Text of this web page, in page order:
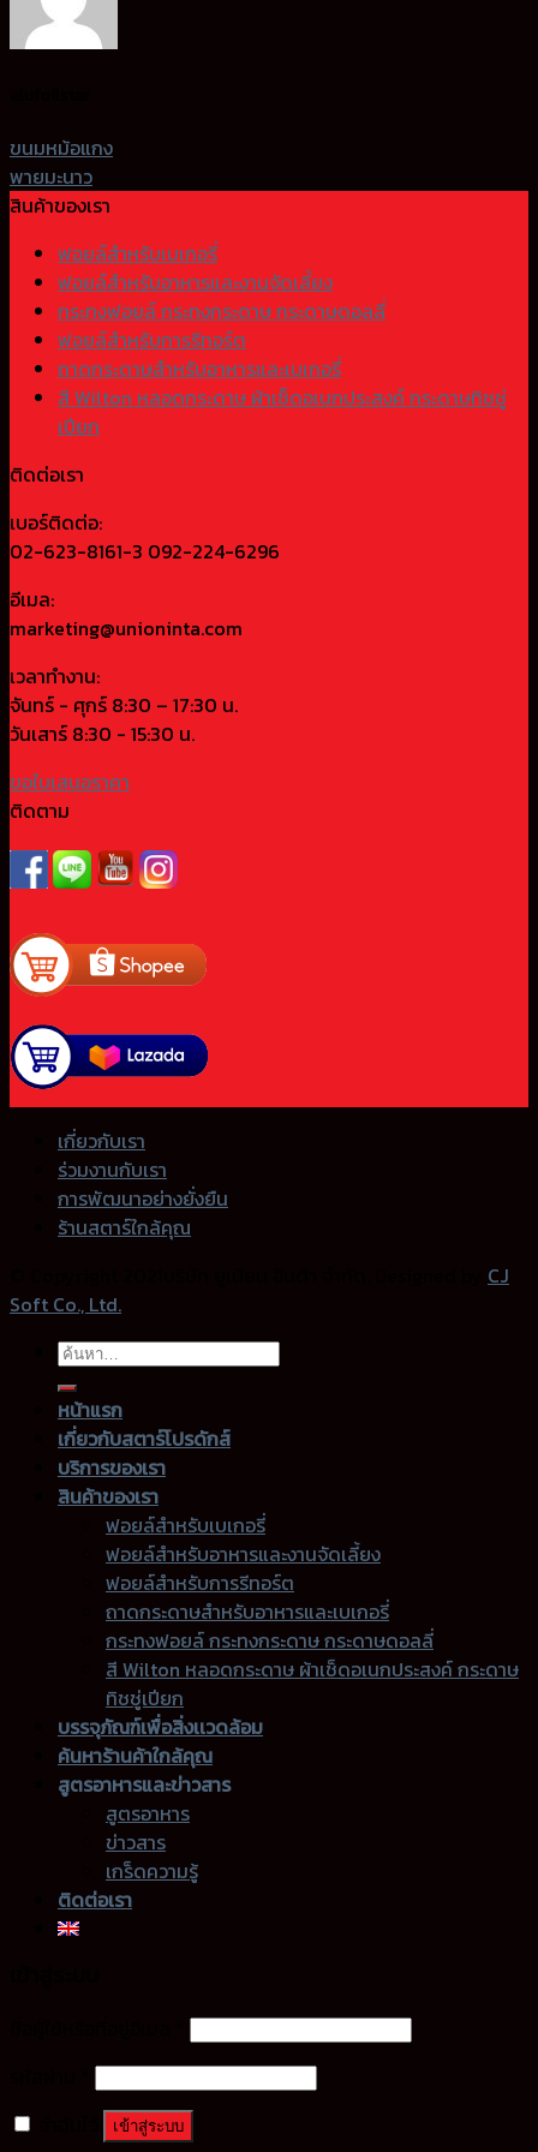
ขนมหม้อแกง
พายมะนาว
สินค้าของเรา
ฟอยล์สำหรับเบเกอรี่
ฟอยล์สำหรับอาหารและงานจัดเลี้ยง
กระทงฟอยล์ กระทงกระดาษ กระดาษดอลลี่
ฟอยล์สำหรับการรีทอร์ต
ถาดกระดาษสำหรับอาหารและเบเกอรี่
สี Wilton หลอดกระดาษ ผ้าเช็ดอเนกประสงค์ กระดาษทิชชู่
เปียก
ติดต่อเรา
เบอร์ติดต่อ:
02-623-8161-3 092-224-6296
อีเมล:
marketing@unioninta.com
เวลาทำงาน:
จันทร์ - ศุกร์ 8:30 – 17:30 น.
วันเสาร์ 8:30 - 15:30 น.
ขอใบเสนอราคา
ติดตาม
เกี่ยวกับเรา
ร่วมงานกับเรา
การพัฒนาอย่างยั่งยืน
ร้านสตาร์ใกล้คุณ
CJ
Soft Co., Ltd.
ค้นหา:
หน้าแรก
เกี่ยวกับสตาร์โปรดักส์
บริการของเรา
สินค้าของเรา
ฟอยล์สำหรับเบเกอรี่
ฟอยล์สำหรับอาหารและงานจัดเลี้ยง
ฟอยล์สำหรับการรีทอร์ต
ถาดกระดาษสำหรับอาหารและเบเกอรี่
กระทงฟอยล์ กระทงกระดาษ กระดาษดอลลี่
สี Wilton หลอดกระดาษ ผ้าเช็ดอเนกประสงค์ กระดาษ
ทิชชู่เปียก
บรรจุภัณฑ์เพื่อสิ่งเเวดล้อม
ค้นหาร้านค้าใกล้คุณ
สูตรอาหารและข่าวสาร
สูตรอาหาร
ข่าวสาร
เกร็ดความรู้
ติดต่อเรา
เข้าสู่ระบบ